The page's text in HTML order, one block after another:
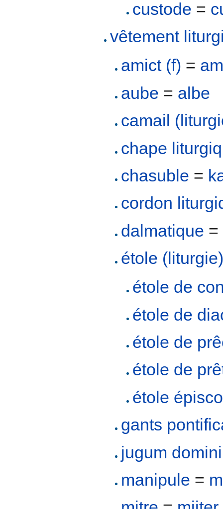
custode =
vêtement
amict (f) =
aube = albe
camail
chape
chasuble =
cordon
dalmatique =
étole
étole de
étole de
étole de
étole de
étole
gants
jugum
manipule =